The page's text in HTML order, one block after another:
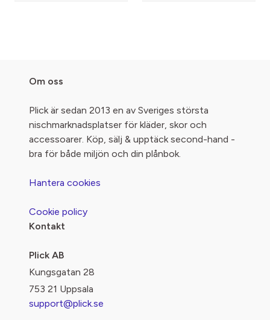
Om oss
Plick är sedan 2013 en av Sveriges största
nischmarknadsplatser för kläder, skor och
accessoarer. Köp, sälj & upptäck second-hand -
bra för både miljön och din plånbok.
Hantera cookies
Cookie policy
Kontakt
Plick AB
Kungsgatan 28
753 21 Uppsala
support@plick.se